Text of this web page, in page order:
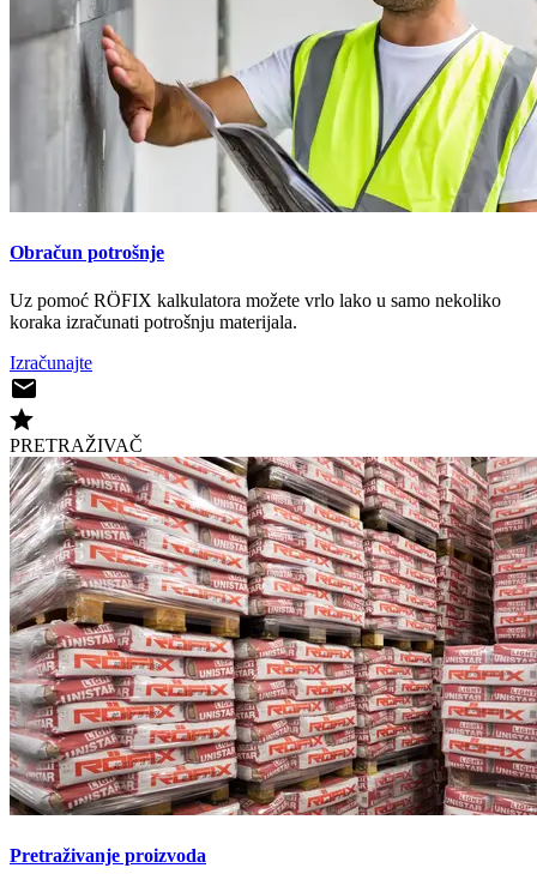
Obračun potrošnje
Uz pomoć RÖFIX kalkulatora možete vrlo lako u samo nekoliko
koraka izračunati potrošnju materijala.
Izračunajte
PRETRAŽIVAČ
Pretraživanje proizvoda